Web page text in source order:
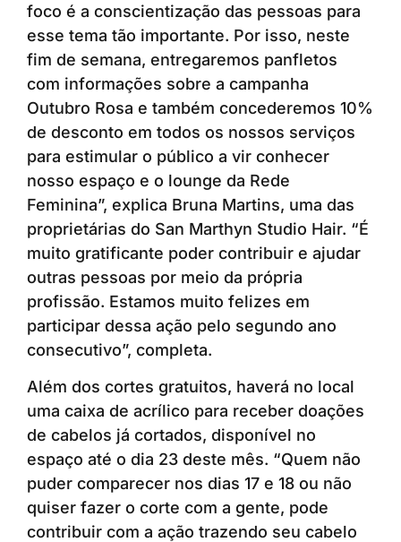
foco é a conscientização das pessoas para
esse tema tão importante. Por isso, neste
fim de semana, entregaremos panfletos
com informações sobre a campanha
Outubro Rosa e também concederemos 10%
de desconto em todos os nossos serviços
para estimular o público a vir conhecer
nosso espaço e o lounge da Rede
Feminina”, explica Bruna Martins, uma das
proprietárias do San Marthyn Studio Hair. “É
muito gratificante poder contribuir e ajudar
outras pessoas por meio da própria
profissão. Estamos muito felizes em
participar dessa ação pelo segundo ano
consecutivo”, completa.
Além dos cortes gratuitos, haverá no local
uma caixa de acrílico para receber doações
de cabelos já cortados, disponível no
espaço até o dia 23 deste mês. “Quem não
puder comparecer nos dias 17 e 18 ou não
quiser fazer o corte com a gente, pode
contribuir com a ação trazendo seu cabelo